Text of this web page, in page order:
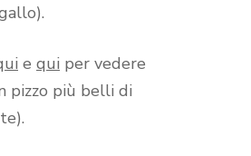
e qui per vedere
pizzo più belli di